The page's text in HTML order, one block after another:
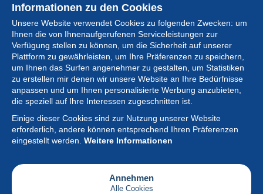
Informationen zu den Cookies
Unsere Website verwendet Cookies zu folgenden Zwecken: um
Ihnen die von Ihnenaufgerufenen Serviceleistungen zur
Verfügung stellen zu können, um die Sicherheit auf unserer
Plattform zu gewährleisten, um Ihre Präferenzen zu speichern,
um Ihnen das Surfen angenehmer zu gestalten, um Statistiken
zu erstellen mir denen wir unsere Website an Ihre Bedürfnisse
anpassen und um Ihnen personalisierte Werbung anzubieten,
die speziell auf Ihre Interessen zugeschnitten ist.
Einige dieser Cookies sind zur Nutzung unserer Website
erforderlich, andere können entsprechend Ihren Präferenzen
eingestellt werden. Weitere Informationen
Annehmen
Alle Cookies
Sammlung
Neuigkeiten
Artikel
Gesellschaft